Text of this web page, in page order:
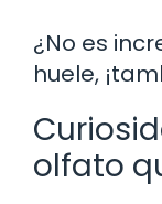
¿No es
huele,
olfato